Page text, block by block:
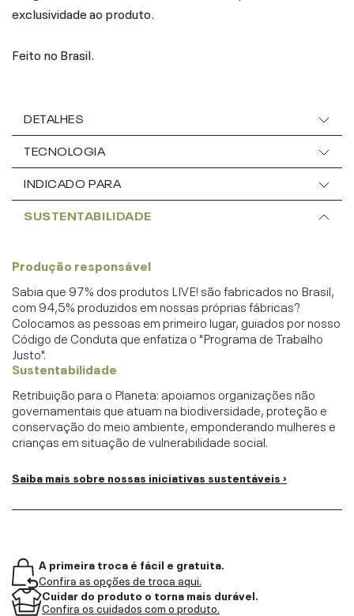
exclusividade ao produto.
Feito no Brasil.
DETALHES
TECNOLOGIA
INDICADO PARA
SUSTENTABILIDADE
Produção responsável
Sabia que 97% dos produtos LIVE! são fabricados no Brasil,
com 94,5% produzidos em nossas próprias fábricas?
Colocamos as pessoas em primeiro lugar, guiados por nosso
Código de Conduta que enfatiza o "Programa de Trabalho
Justo".
Sustentabilidade
Retribuição para o Planeta: apoiamos organizações não
governamentais que atuam na biodiversidade, proteção e
conservação do meio ambiente, emponderando mulheres e
crianças em situação de vulnerabilidade social.
Saiba mais sobre nossas iniciativas sustentáveis ›
A primeira troca é fácil e gratuita.
Confira as opções de troca aqui.
Cuidar do produto o torna mais durável.
Confira os cuidados com o produto.